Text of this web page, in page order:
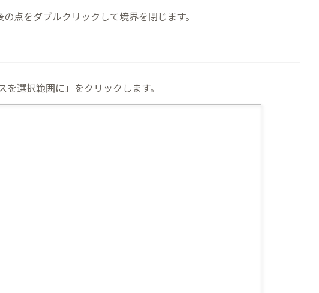
点をダブルクリックして境界を閉じます。
選択範囲に」をクリックします。